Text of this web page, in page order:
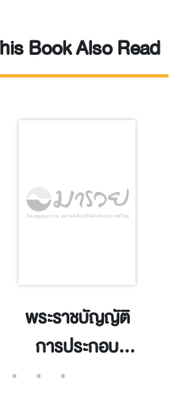
Book Also Read
พระราชบัญญัติ
การประกอบ
ธุรกิจของคน